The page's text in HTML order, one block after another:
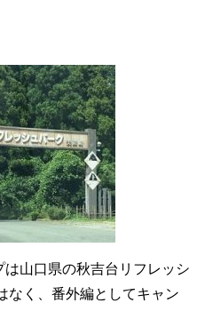
山口県の秋吉台リフレッシ
なく、番外編としてキャン